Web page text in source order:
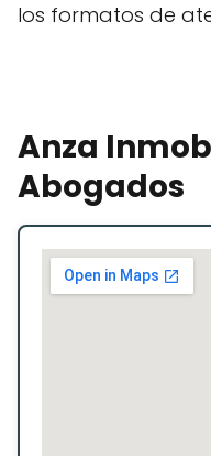
los formatos de
Anza
Abogados